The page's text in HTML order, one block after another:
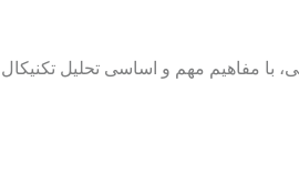
با مفاهیم مهم و اساسی تحلیل